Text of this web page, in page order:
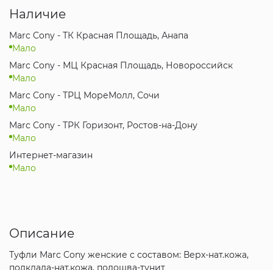
Наличие
Marc Cony - ТК Красная Площадь, Анапа
Мало
Marc Cony - МЦ Красная Площадь, Новороссийск
Мало
Marc Cony - ТРЦ МореМолл, Сочи
Мало
Marc Cony - ТРК Горизонт, Ростов-на-Дону
Мало
Интернет-магазин
Мало
Описание
Туфли Marc Cony женские с составом: Верх-нат.кожа,
подклада-нат.кожа, подошва-тунит